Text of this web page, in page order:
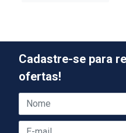
Cadastre-se para
ofertas!